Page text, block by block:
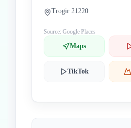
Trogir 21220
Source: Google Places
Maps
TikTok